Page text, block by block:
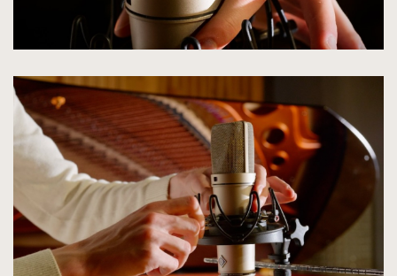
spowoduje
powiększenie
zdjęcia
rozmiarów
oryginalnych